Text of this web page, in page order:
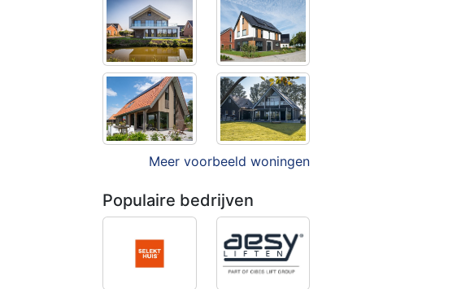
Meer voorbeeld woningen
Populaire bedrijven